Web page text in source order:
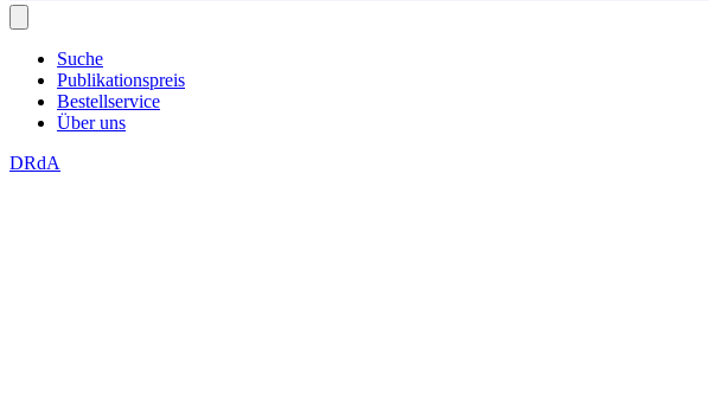
Suche
Publikationspreis
Bestellservice
Über uns
DRdA